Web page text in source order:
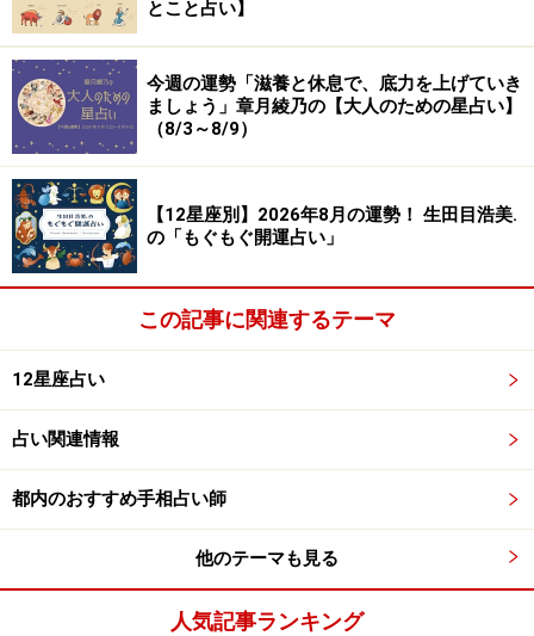
とこと占い】
今週の運勢「滋養と休息で、底力を上げていき
ましょう」章月綾乃の【大人のための星占い】
（8/3～8/9）
【12星座別】2026年8月の運勢！ 生田目浩美.
の「もぐもぐ開運占い」
この記事に関連するテーマ
12星座占い
占い関連情報
都内のおすすめ手相占い師
他のテーマも見る
人気記事ランキング